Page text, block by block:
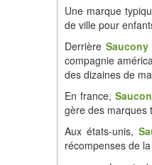
Une marque
de ville pour
Derrière Saucony
compagnie
des dizaines de
En france,
gère des marques
Aux états-unis,
récompenses de